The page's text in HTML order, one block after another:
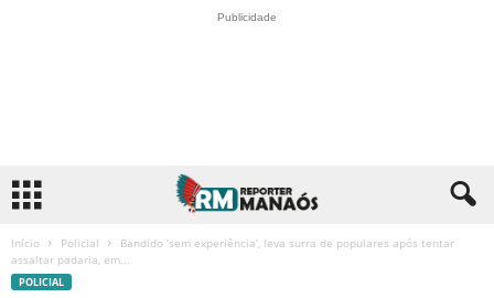
Publicidade
Início Policial
Bandido ‘sem experiência’, leva surra de populares após tentar
assaltar padaria, em...
POLICIAL